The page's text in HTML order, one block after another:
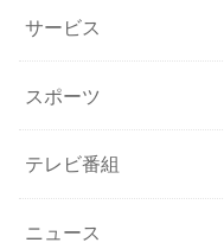
サービス
スポーツ
テレビ番組
ニュース